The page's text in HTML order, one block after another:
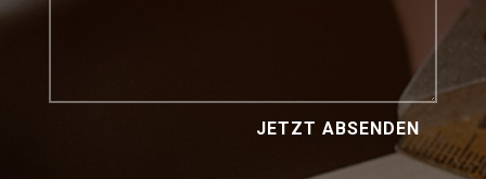
JETZT ABSENDEN